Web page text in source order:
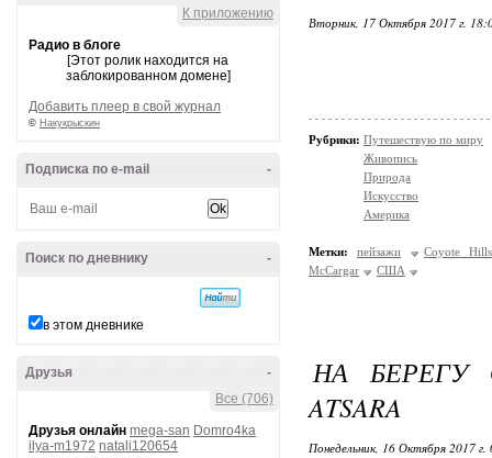
К приложению
Радио в блоге
[Этот ролик находится на
заблокированном домене]
Добавить плеер в свой журнал
© Накукрыскин
-
Подписка по e-mail
-
Поиск по дневнику
в этом дневнике
-
Друзья
Все (706)
Друзья онлайн mega-san Domro4ka
ilya-m1972 natali120654
Вторник, 17 Октября 2017 г.
Рубрики: Путешествую по миру
Живопись
Природа
Искусство
Америка
Метки: пейзажи
Coyote
McCargar
США
НА БЕРЕГУ
ATSARA
Понедельник, 16 Октября 2017